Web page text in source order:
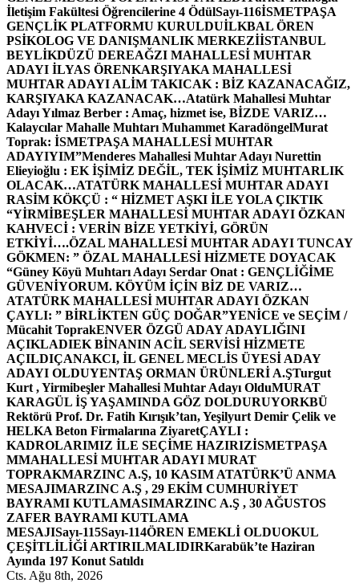
İletişim Fakültesi Öğrencilerine 4 ÖdülSayı-116İSMETPAŞA
GENÇLİK PLATFORMU KURULDUİLKBAL ÖREN
PSİKOLOG VE DANIŞMANLIK MERKEZİİSTANBUL
BEYLİKDÜZÜ DEREAĞZI MAHALLESİ MUHTAR
ADAYI İLYAS ÖRENKARŞIYAKA MAHALLESİ
MUHTAR ADAYI ALİM TAKICAK : BİZ KAZANACAĞIZ,
KARŞIYAKA KAZANACAK…Atatürk Mahallesi Muhtar
Adayı Yılmaz Berber : Amaç, hizmet ise, BİZDE VARIZ…
Kalaycılar Mahalle Muhtarı Muhammet KaradöngelMurat
Toprak: İSMETPAŞA MAHALLESİ MUHTAR
ADAYIYIM”Menderes Mahallesi Muhtar Adayı Nurettin
Elieyioğlu : EK İŞİMİZ DEĞİL, TEK İŞİMİZ MUHTARLIK
OLACAK…ATATÜRK MAHALLESİ MUHTAR ADAYI
RASİM KÖKÇÜ : “ HİZMET AŞKI İLE YOLA ÇIKTIK
“YİRMİBEŞLER MAHALLESİ MUHTAR ADAYI ÖZKAN
KAHVECİ : VERİN BİZE YETKİYİ, GÖRÜN
ETKİYİ….ÖZAL MAHALLESİ MUHTAR ADAYI TUNCAY
GÖKMEN: ” ÖZAL MAHALLESİ HİZMETE DOYACAK
“Güney Köyü Muhtarı Adayı Serdar Onat : GENÇLİĞİME
GÜVENİYORUM. KÖYÜM İÇİN BİZ DE VARIZ…
ATATÜRK MAHALLESİ MUHTAR ADAYI ÖZKAN
ÇAYLI: ” BİRLİKTEN GÜÇ DOĞAR”YENİCE ve SEÇİM /
Mücahit ToprakENVER ÖZGÜ ADAY ADAYLIĞINI
AÇIKLADIEK BİNANIN ACİL SERVİSİ HİZMETE
AÇILDIÇANAKCI, İL GENEL MECLİS ÜYESİ ADAY
ADAYI OLDUYENTAŞ ORMAN ÜRÜNLERİ A.ŞTurgut
Kurt , Yirmibeşler Mahallesi Muhtar Adayı OlduMURAT
KARAGÜL İŞ YAŞAMINDA GÖZ DOLDURUYORKBÜ
Rektörü Prof. Dr. Fatih Kırışık’tan, Yeşilyurt Demir Çelik ve
HELKA Beton Firmalarına ZiyaretÇAYLI :
KADROLARIMIZ İLE SEÇİME HAZIRIZİSMETPAŞA
MMAHALLESİ MUHTAR ADAYI MURAT
TOPRAKMARZINC A.Ş, 10 KASIM ATATÜRK’Ü ANMA
MESAJIMARZINC A.Ş , 29 EKİM CUMHURİYET
BAYRAMI KUTLAMASIMARZINC A.Ş , 30 AĞUSTOS
ZAFER BAYRAMI KUTLAMA
MESAJISayı-115Sayı-114ÖREN EMEKLİ OLDUOKUL
ÇEŞİTLİLİĞİ ARTIRILMALIDIRKarabük’te Haziran
Ayında 197 Konut Satıldı
Cts. Ağu 8th, 2026